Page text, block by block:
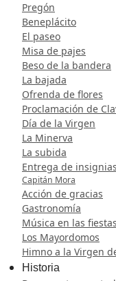
Pregón
Beneplácito
El paseo
Misa de pajes
Beso de la bandera
La bajada
Ofrenda de flores
Proclamación de
Día de la Virgen
La Minerva
La subida
Entrega de insignias
Capitán Mora
Acción de gracias
Gastronomía
Música en las fiestas
Los Mayordomos
Himno a la Virgen
Historia